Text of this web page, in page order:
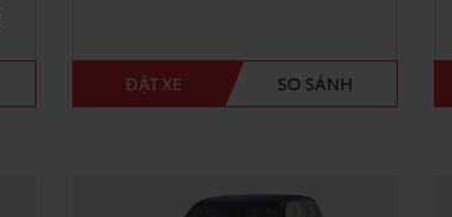
ĐẶT XE SO SÁNH